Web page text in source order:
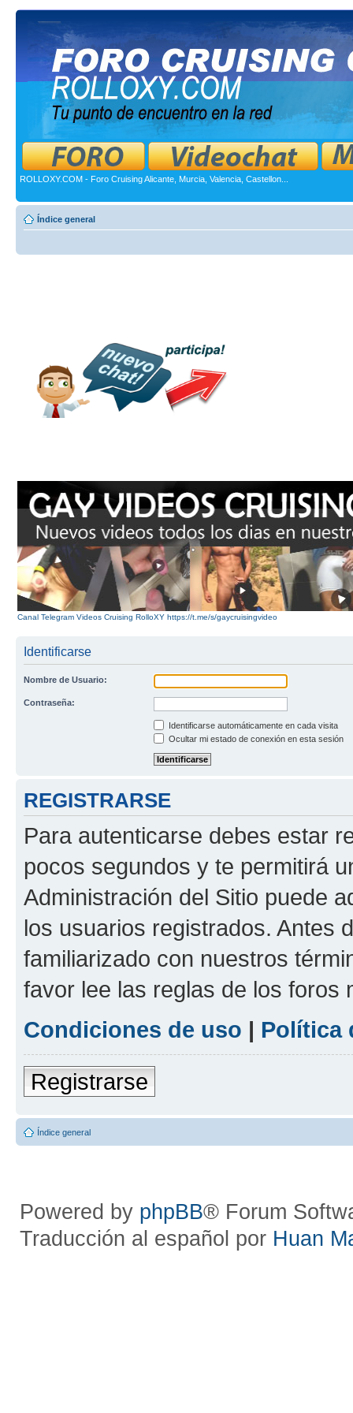
ROLLOXY.COM - Foro Cruising Alicante, Murcia, Valencia, Castellon...
Índice general
Canal Telegram Videos Cruising RolloXY https://t.me/s/gaycruisingvideo
Identificarse
Nombre de Usuario:
Contraseña:
Identificarse automáticamente en cada visita
Ocultar mi estado de conexión en esta sesión
REGISTRARSE
Para autenticarse debes estar
pocos segundos y te permitirá
Administración del Sitio puede
los usuarios registrados. Antes
familiarizado con nuestros
favor lee las reglas de los foros
Condiciones de uso | Política
Registrarse
Índice general
Powered by phpBB® Forum
Traducción al español por Huan